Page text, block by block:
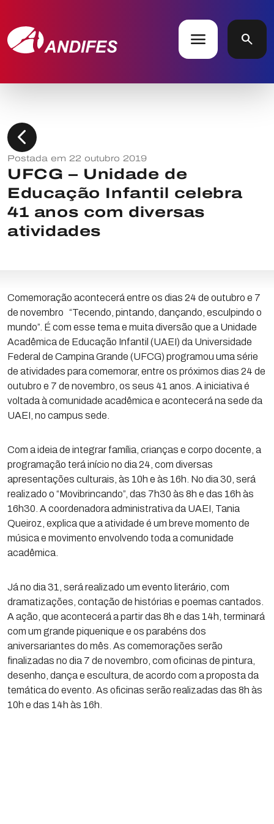
menu search
chevron_left
Postada em 22 outubro 2019
UFCG – Unidade de
Educação Infantil celebra
41 anos com diversas
atividades
Comemoração acontecerá entre os dias 24 de outubro e 7
de novembro “Tecendo, pintando, dançando, esculpindo o
mundo”. É com esse tema e muita diversão que a Unidade
Acadêmica de Educação Infantil (UAEI) da Universidade
Federal de Campina Grande (UFCG) programou uma série
de atividades para comemorar, entre os próximos dias 24 de
outubro e 7 de novembro, os seus 41 anos. A iniciativa é
voltada à comunidade acadêmica e acontecerá na sede da
UAEI, no campus sede.
Com a ideia de integrar família, crianças e corpo docente, a
programação terá início no dia 24, com diversas
apresentações culturais, às 10h e às 16h. No dia 30, será
realizado o “Movibrincando”, das 7h30 às 8h e das 16h às
16h30. A coordenadora administrativa da UAEI, Tania
Queiroz, explica que a atividade é um breve momento de
música e movimento envolvendo toda a comunidade
acadêmica.
Já no dia 31, será realizado um evento literário, com
dramatizações, contação de histórias e poemas cantados.
A ação, que acontecerá a partir das 8h e das 14h, terminará
com um grande piquenique e os parabéns dos
aniversariantes do mês. As comemorações serão
finalizadas no dia 7 de novembro, com oficinas de pintura,
desenho, dança e escultura, de acordo com a proposta da
temática do evento. As oficinas serão realizadas das 8h às
10h e das 14h às 16h.